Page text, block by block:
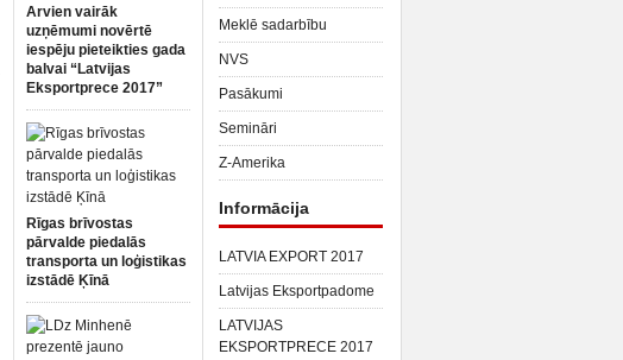
Arvien vairāk
uzņēmumi novērtē
iespēju pieteikties gada
balvai “Latvijas
Eksportprece 2017”
Rīgas brīvostas
pārvalde piedalās
transporta un loģistikas
izstādē Ķīnā
Meklē sadarbību
NVS
Pasākumi
Semināri
Z-Amerika
Informācija
LATVIA EXPORT 2017
Latvijas Eksportpadome
LATVIJAS
EKSPORTPRECE 2017